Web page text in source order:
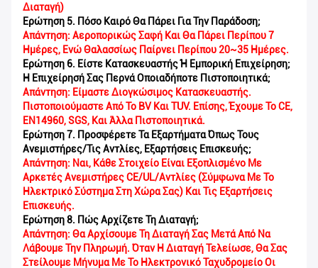
Διαταγή)
Ερώτηση 5. Πόσο Καιρό Θα Πάρει Για Την Παράδοση;
Απάντηση: Αεροπορικώς Σαφή Και Θα Πάρει Περίπου 7
Ημέρες, Ενώ Θαλασσίως Παίρνει Περίπου 20~35 Ημέρες.
Ερώτηση 6. Είστε Κατασκευαστής Ή Εμπορική Επιχείρηση;
Η Επιχείρησή Σας Περνά Οποιαδήποτε Πιστοποιητικά;
Απάντηση: Είμαστε Διογκώσιμος Κατασκευαστής.
Πιστοποιούμαστε Από Το BV Και TUV. Επίσης, Έχουμε Το CE,
EN14960, SGS, Και Άλλα Πιστοποιητικά.
Ερώτηση 7. Προσφέρετε Τα Εξαρτήματα Όπως Τους
Ανεμιστήρες/τις Αντλίες, Εξαρτήσεις Επισκευής;
Απάντηση: Ναι, Κάθε Στοιχείο Είναι Εξοπλισμένο Με
Αρκετές Ανεμιστήρες CE/UL/αντλίες (σύμφωνα Με Το
Ηλεκτρικό Σύστημα Στη Χώρα Σας) Και Τις Εξαρτήσεις
Επισκευής.
Ερώτηση 8. Πώς Αρχίζετε Τη Διαταγή;
Απάντηση: Θα Αρχίσουμε Τη Διαταγή Σας Μετά Από Να
Λάβουμε Την Πληρωμή. Όταν Η Διαταγή Τελείωσε, Θα Σας
Στείλουμε Μήνυμα Με Το Ηλεκτρονικό Ταχυδρομείο Οι